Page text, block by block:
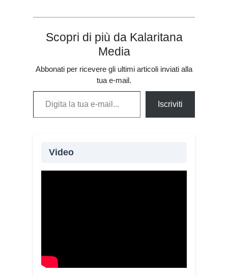
Scopri di più da Kalaritana
Media
Abbonati per ricevere gli ultimi articoli inviati alla
tua e-mail.
Digita la tua e-mail...
Iscriviti
Video